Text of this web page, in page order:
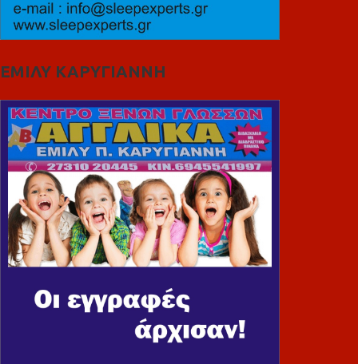
ΕΜΙΛΥ ΚΑΡΥΓΙΑΝΝΗ